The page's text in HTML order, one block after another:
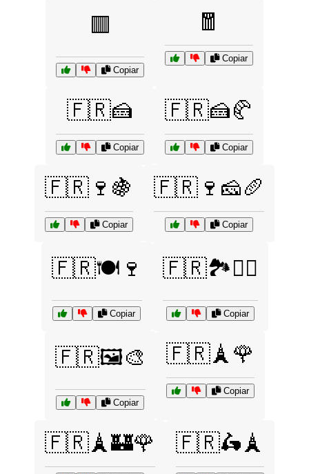
🟥
Copiar
🧧
Copiar
🇫🇷🍰
Copiar
🇫🇷🍰🥐
Copiar
🇫🇷🍷🍇
Copiar
🇫🇷🍷🧀🥖
Copiar
🇫🇷🍽️🍷
Copiar
🇫🇷🏞️🚶‍♀️
Copiar
🇫🇷🖼️🎨
Copiar
🇫🇷🗼🌹
Copiar
🇫🇷🗼🏰🌹 🇫🇷🛵🗼